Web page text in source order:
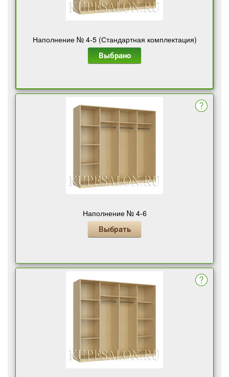
Наполнение № 4-5 (Стандартная комплектация)
Выбрано
Наполнение № 4-6
Выбрать